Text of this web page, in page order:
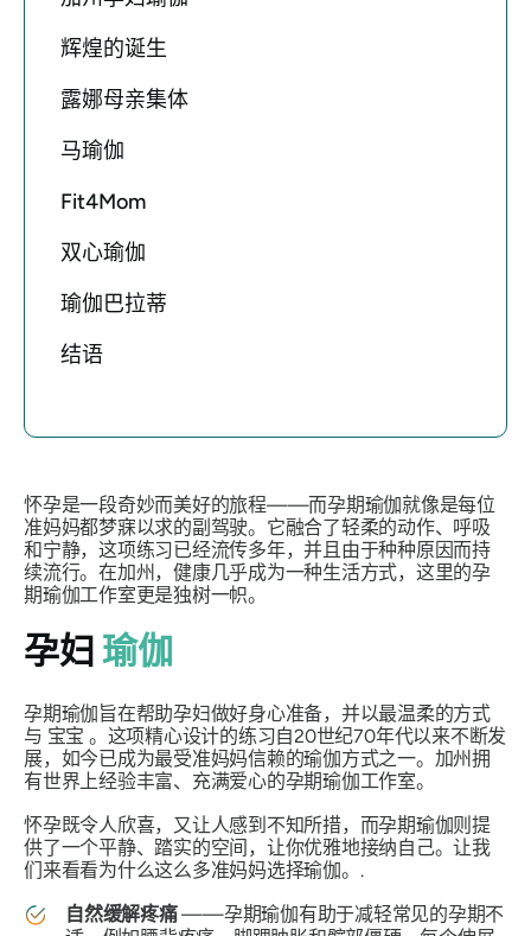
辉煌的诞生
露娜母亲集体
马瑜伽
Fit4Mom
双心瑜伽
瑜伽巴拉蒂
结语
怀孕是一段奇妙而美好的旅程——而孕期瑜伽就像是每位
准妈妈都梦寐以求的副驾驶。它融合了轻柔的动作、呼吸
和宁静，这项练习已经流传多年，并且由于种种原因而持
续流行。在加州，健康几乎成为一种生活方式，这里的孕
期瑜伽工作室更是独树一帜。
孕妇瑜伽
孕期瑜伽旨在帮助孕妇做好身心准备，并以最温柔的方式
与 宝宝 。这项精心设计的练习自20世纪70年代以来不断发
展，如今已成为最受准妈妈信赖的瑜伽方式之一。加州拥
有世界上经验丰富、充满爱心的孕期瑜伽工作室。
怀孕既令人欣喜，又让人感到不知所措，而孕期瑜伽则提
供了一个平静、踏实的空间，让你优雅地接纳自己。让我
们来看看为什么这么多准妈妈选择瑜伽。.
自然缓解疼痛——孕期瑜伽有助于减轻常见的孕期不